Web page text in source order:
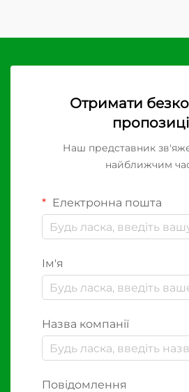
Отримати
Наш представник
найближчим
Електронна пошта
Ім'я
Назва компанії
Повідомлення